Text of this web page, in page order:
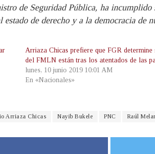
de Seguridad Pública, ha incumplido
de derecho y a la democracia de
Arriaza Chicas prefiere que FGR determine
del FMLN están tras los atentados de las
lunes, 10 junio 2019 10:01 AM
En «Nacionales»
Arriaza Chicas Nayib Bukele PNC Raúl